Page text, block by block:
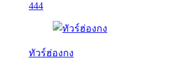
444
ทัวร์ฮ่องกง